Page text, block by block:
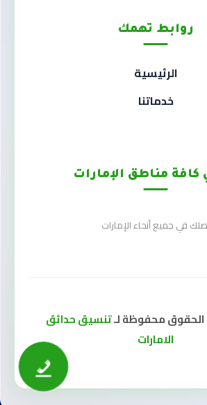
روابط تهمك
الرئيسية
خدماتنا
مناطق الإمارات
في جميع أنحاء الإمارات
تنسيق حدائق
الامارات